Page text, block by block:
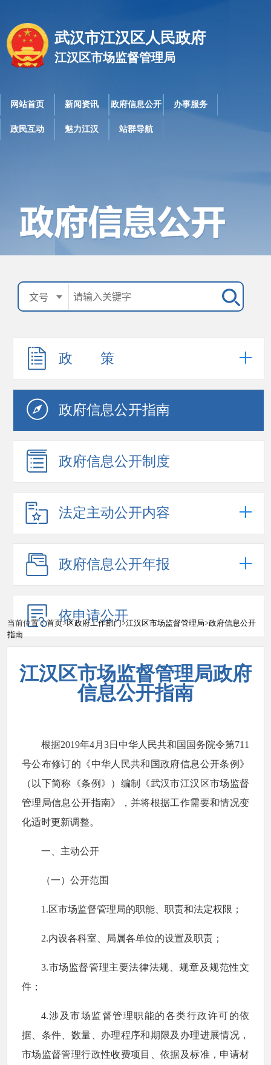
武汉市江汉区人民政府
江汉区市场监督管理局
网站首页 新闻资讯 政府信息公开 办事服务
政民互动 魅力江汉 站群导航
政 策
政府信息公开指南
政府信息公开制度
法定主动公开内容
政府信息公开年报
依申请公开
当前位置：首页>区政府工作部门>江汉区市场监督管理局>政府信息公开
指南
江汉区市场监督管理局政府
信息公开指南
根据2019年4月3日中华人民共和国国务院令第711
号公布修订的《中华人民共和国政府信息公开条例》
（以下简称《条例》）编制《武汉市江汉区市场监督
管理局信息公开指南》，并将根据工作需要和情况变
化适时更新调整。
一、主动公开
（一）公开范围
1.区市场监督管理局的职能、职责和法定权限；
2.内设各科室、局属各单位的设置及职责；
3.市场监督管理主要法律法规、规章及规范性文
件；
4.涉及市场监督管理职能的各类行政许可的依
据、条件、数量、办理程序和期限及办理进展情况，
市场监督管理行政性收费项目、依据及标准，申请材